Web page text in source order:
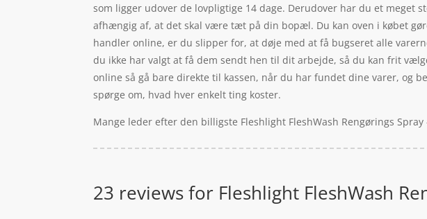
som ligger udover de lovpligtige 14 dage. Derudover har du et
afhængig af, at det skal være tæt på din bopæl. Du kan oven i købet
handler online, er du slipper for, at døje med at få bugseret alle
du ikke har valgt at få dem sendt hen til dit arbejde, så du kan frit
online så gå bare direkte til kassen, når du har fundet dine varer, og
spørge om, hvad hver enkelt ting koster.
Mange leder efter den billigste Fleshlight FleshWash Rengørings
23 reviews for Fleshlight FleshWash